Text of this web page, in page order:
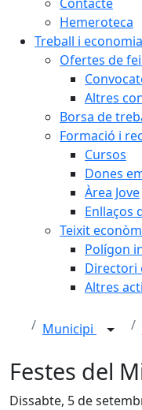
Hemeroteca
Treball i economia
Ofertes de
Altres
Borsa de
Formació i
Cursos
Dones
Àrea Jove
Enllaços
Teixit
Polígon
Directori
Altres
Municipi
Festes del
Dissabte, 5 de